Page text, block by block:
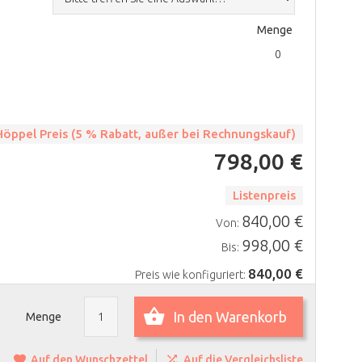
Menge
798,00 €
Preis (5 % Rabatt, außer bei Rechnungskauf)
Von: 840,00 €
Bis: 998,00 €
Listenpreis
Preis wie konfiguriert: 840,00 €
Menge In den Warenkorb